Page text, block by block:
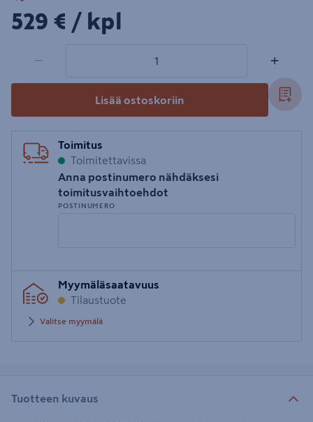
529€/kpl
529 € / kpl
− +
Lisää ostoskoriin
Toimitus
Toimitettavissa
Anna postinumero nähdäksesi
toimitusvaihtoehdot
POSTINUMERO
postinumero
Myymäläsaatavuus
Tilaustuote
Valitse myymälä
Tuotteen kuvaus